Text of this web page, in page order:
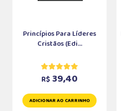
Princípios Para Líderes
Cristãos (Edi...
R$ 39,40
ADICIONAR AO CARRINHO